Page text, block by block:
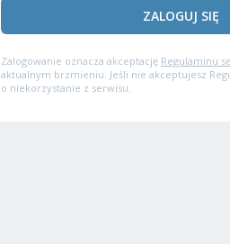
ZALOGUJ SIĘ
Zalogowanie oznacza akceptację Regulaminu
aktualnym brzmieniu. Jeśli nie akceptujesz
o niekorzystanie z serwisu.